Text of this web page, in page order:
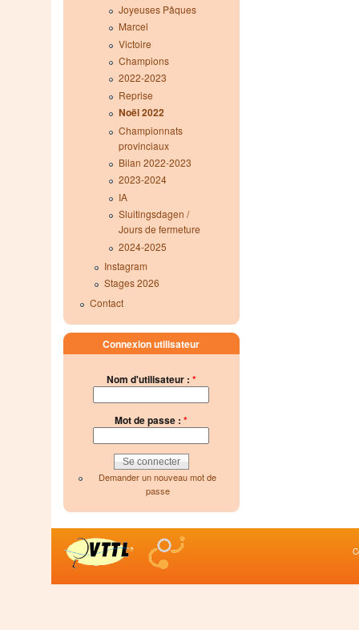
Joyeuses Pâques
Marcel
Victoire
Champions
2022-2023
Reprise
Noël 2022
Championnats
provinciaux
Bilan 2022-2023
2023-2024
IA
Sluitingsdagen /
Jours de fermeture
2024-2025
Instagram
Stages 2026
Contact
Connexion utilisateur
Nom d'utilisateur : *
Mot de passe :*
Demander un nouveau mot de
passe